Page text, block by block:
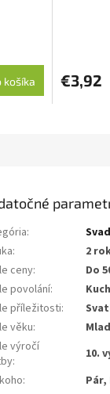
košíka
produktu
je
€3,92
:
:
2
ceny:
Do
povolání:
příležitosti:
věku:
výročí
:
10.
: